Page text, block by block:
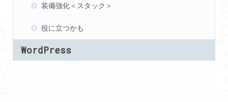
装備強化＜スタック＞
役に立つかも
WordPress